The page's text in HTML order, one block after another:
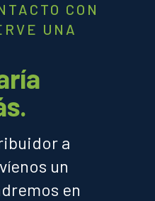
CON
UNA
a
un
en